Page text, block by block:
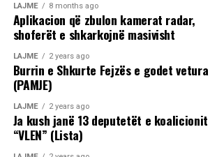
LAJME 8 months ago
Aplikacion që zbulon kamerat radar,
shoferët e shkarkojnë masivisht
LAJME 2 years ago
Burrin e Shkurte Fejzës e godet vetura
(PAMJE)
LAJME 2 years ago
Ja kush janë 13 deputetët e koalicionit
“VLEN” (Lista)